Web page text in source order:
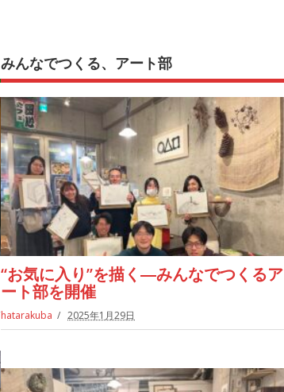
みんなでつくる、アート部
“お気に入り”を描く―みんなでつくるア
ート部を開催
hatarakuba 2025年1月29日